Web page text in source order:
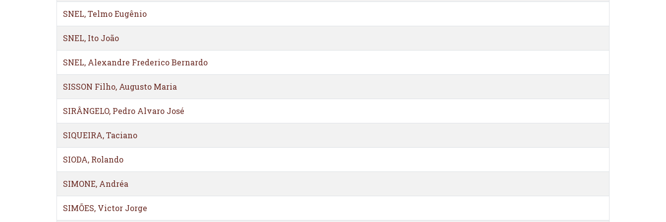
SNEL, Telmo Eugênio
SNEL, Ito João
SNEL, Alexandre Frederico Bernardo
SISSON Filho, Augusto Maria
SIRÂNGELO, Pedro Alvaro José
SIQUEIRA, Taciano
SIODA, Rolando
SIMONE, Andréa
SIMÕES, Victor Jorge